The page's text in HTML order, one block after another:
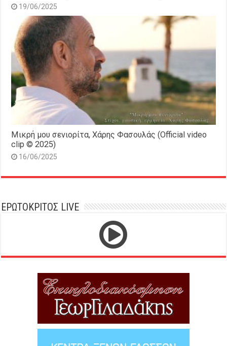
19/06/2025
Μικρή μου σενιορίτα, Χάρης Φασουλάς (Official video
clip © 2025)
16/06/2025
ΕΡΩΤΟΚΡΙΤΟΣ LIVE